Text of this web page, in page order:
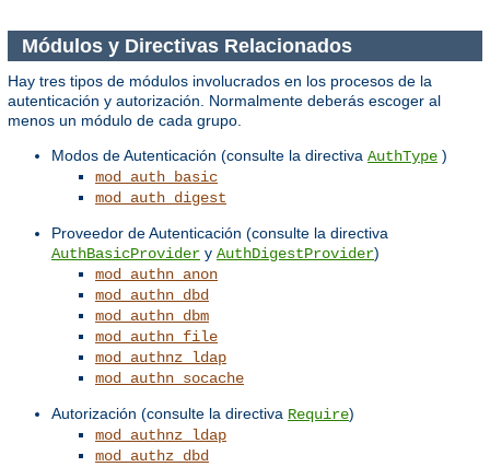
Módulos y Directivas Relacionados
Hay tres tipos de módulos involucrados en los procesos de la
autenticación y autorización. Normalmente deberás escoger al
menos un módulo de cada grupo.
Modos de Autenticación (consulte la directiva AuthType )
mod_auth_basic
mod_auth_digest
Proveedor de Autenticación (consulte la directiva
AuthBasicProvider y AuthDigestProvider)
mod_authn_anon
mod_authn_dbd
mod_authn_dbm
mod_authn_file
mod_authnz_ldap
mod_authn_socache
Autorización (consulte la directiva Require)
mod_authnz_ldap
mod_authz_dbd